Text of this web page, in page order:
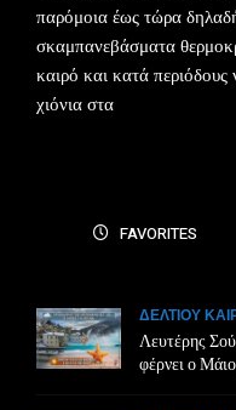
παρόμοια έως τώρα
σκαμπανεβάσματα
καιρό και κατά
χιόνια στα
FAVORITES
ΔΕΛΤΙΟΥ
Λευτέρης
φέρνει ο